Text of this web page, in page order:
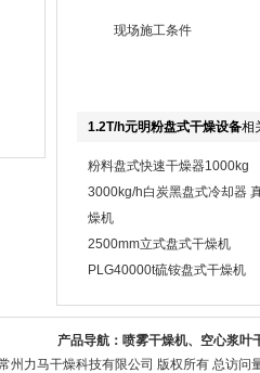
现场施工条件
1.2T/h元明粉盘式干燥设备相
粉料盘式快速干燥器1000kg
3000kg/h白炭黑盘式冷却器
燥机
2500mm立式盘式干燥机
PLG40000t硫铵盘式干燥机
产品导航： 喷雾干燥机、空心浆叶
州力马干燥科技有限公司 版权所有 总访问